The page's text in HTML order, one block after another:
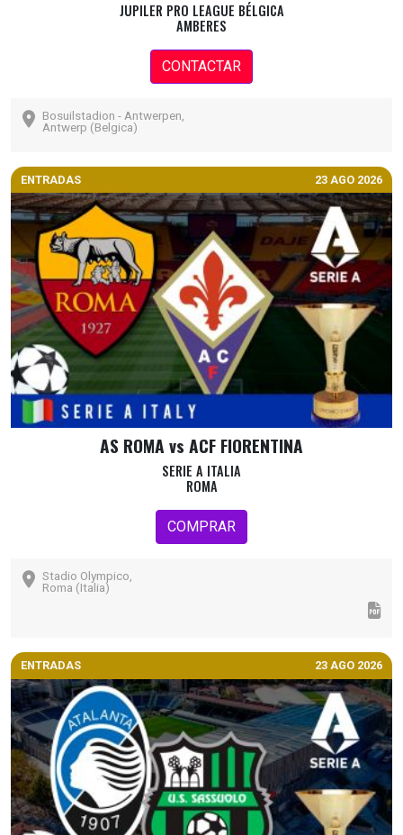
JUPILER PRO LEAGUE BÉLGICA
AMBERES
CONTACTAR
Bosuilstadion - Antwerpen,
Antwerp (Belgica)
ENTRADAS 23 AGO 2026
AS ROMA vs ACF FIORENTINA
SERIE A ITALIA
ROMA
COMPRAR
Stadio Olympico,
Roma (Italia)
ENTRADAS 23 AGO 2026